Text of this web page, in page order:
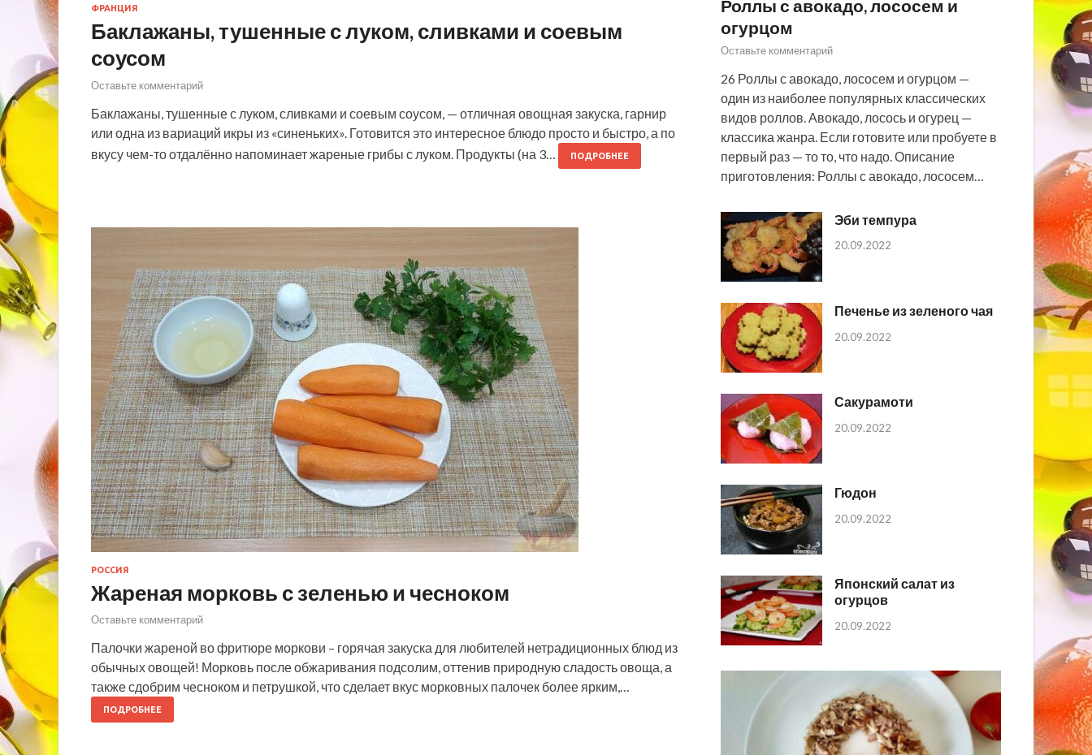
ФРАНЦИЯ
Баклажаны, тушенные с луком, сливками и соевым
соусом
Оставьте комментарий
Баклажаны, тушенные с луком, сливками и соевым соусом, — отличная овощная закуска, гарнир
или одна из вариаций икры из «синеньких». Готовится это интересное блюдо просто и быстро, а по
вкусу чем-то отдалённо напоминает жареные грибы с луком. Продукты (на 3…
ПОДРОБНЕЕ
РОССИЯ
Жареная морковь с зеленью и чесноком
Оставьте комментарий
Палочки жареной во фритюре моркови – горячая закуска для любителей нетрадиционных блюд из
обычных овощей! Морковь после обжаривания подсолим, оттенив природную сладость овоща, а
также сдобрим чесноком и петрушкой, что сделает вкус морковных палочек более ярким,…
ПОДРОБНЕЕ
Роллы с авокадо, лососем и
огурцом
Оставьте комментарий
26 Роллы с авокадо, лососем и огурцом —
один из наиболее популярных классических
видов роллов. Авокадо, лосось и огурец —
классика жанра. Если готовите или пробуете в
первый раз — то то, что надо. Описание
приготовления: Роллы с авокадо, лососем…
Эби темпура
20.09.2022
Печенье из зеленого чая
20.09.2022
Сакурамоти
20.09.2022
Гюдон
20.09.2022
Японский салат из
огурцов
20.09.2022